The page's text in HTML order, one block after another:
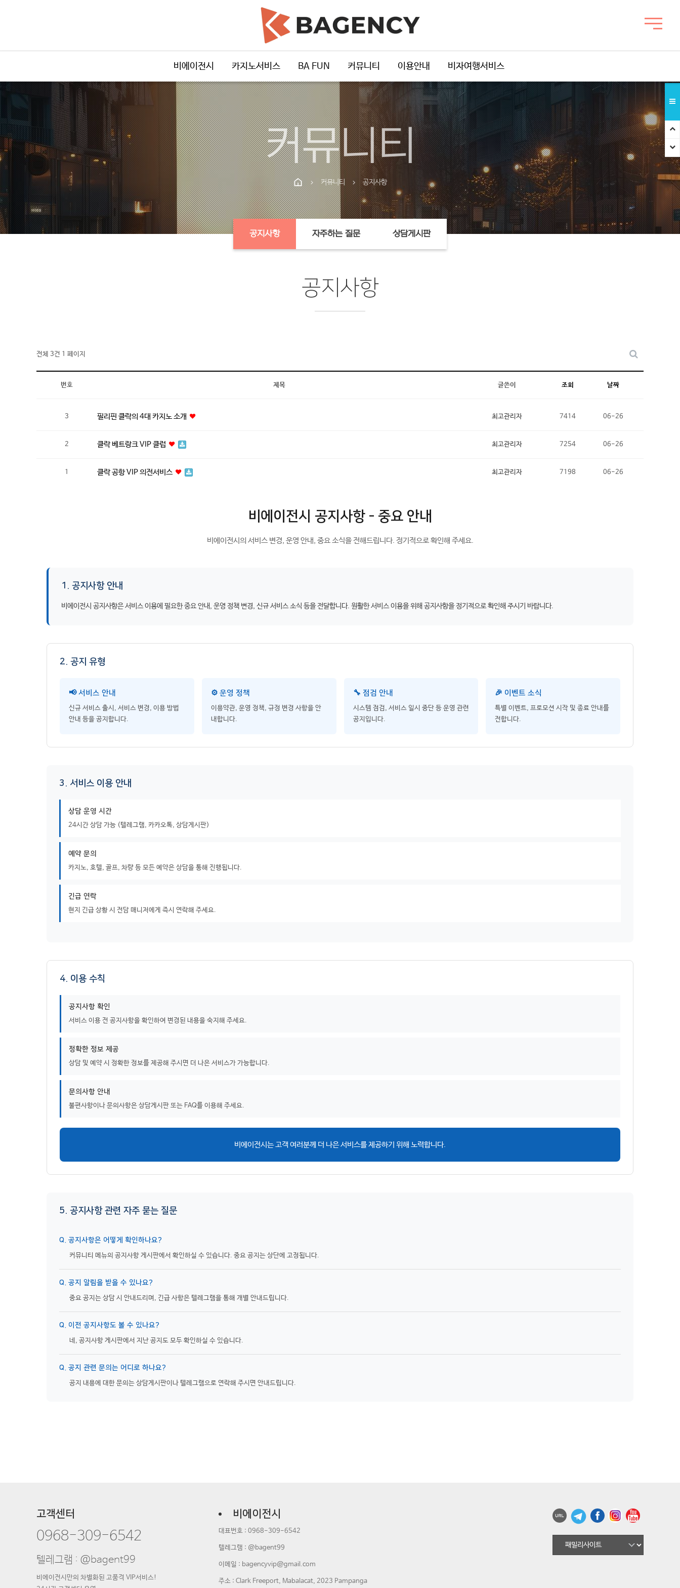
비에이전시 카지노서비스 BA FUN 커뮤니티 이용안내 비자여행서비스
커뮤니티
chevron_right 커뮤니티 chevron_right 공지사항
공지사항 자주하는 질문 상담게시판
공지사항
전체 3건 1 페이지
번호 제목 글쓴이 조회 날짜
3 필리핀 클락의 4대 카지노 소개 최고관리자 7414 06-26
2 클락 베트랑크 VIP 클럽 최고관리자 7254 06-26
1 클락 공항 VIP 의전서비스 최고관리자 7198 06-26
비에이전시 공지사항 - 중요 안내
비에이전시의 서비스 변경, 운영 안내, 중요 소식을 전해드립니다. 정기적으로 확인해 주세요.
1. 공지사항 안내
비에이전시 공지사항은 서비스 이용에 필요한 중요 안내, 운영 정책 변경, 신규 서비스 소식 등을 전달합니다. 원활한 서비스 이용을 위해 공지사항을 정기적으로 확인해 주시기 바랍니다.
2. 공지 유형
📢 서비스 안내
신규 서비스 출시, 서비스 변경, 이용 방법
안내 등을 공지합니다.
⚙️ 운영 정책
이용약관, 운영 정책, 규정 변경 사항을 안
내합니다.
🔧 점검 안내
시스템 점검, 서비스 일시 중단 등 운영 관련
공지입니다.
🎉 이벤트 소식
특별 이벤트, 프로모션 시작 및 종료 안내를
전합니다.
3. 서비스 이용 안내
상담 운영 시간
24시간 상담 가능 (텔레그램, 카카오톡, 상담게시판)
예약 문의
카지노, 호텔, 골프, 차량 등 모든 예약은 상담을 통해 진행됩니다.
긴급 연락
현지 긴급 상황 시 전담 매니저에게 즉시 연락해 주세요.
4. 이용 수칙
공지사항 확인
서비스 이용 전 공지사항을 확인하여 변경된 내용을 숙지해 주세요.
정확한 정보 제공
상담 및 예약 시 정확한 정보를 제공해 주시면 더 나은 서비스가 가능합니다.
문의사항 안내
불편사항이나 문의사항은 상담게시판 또는 FAQ를 이용해 주세요.
비에이전시는 고객 여러분께 더 나은 서비스를 제공하기 위해 노력합니다.
5. 공지사항 관련 자주 묻는 질문
Q. 공지사항은 어떻게 확인하나요?
커뮤니티 메뉴의 공지사항 게시판에서 확인하실 수 있습니다. 중요 공지는 상단에 고정됩니다.
Q. 공지 알림을 받을 수 있나요?
중요 공지는 상담 시 안내드리며, 긴급 사항은 텔레그램을 통해 개별 안내드립니다.
Q. 이전 공지사항도 볼 수 있나요?
네, 공지사항 게시판에서 지난 공지도 모두 확인하실 수 있습니다.
Q. 공지 관련 문의는 어디로 하나요?
공지 내용에 대한 문의는 상담게시판이나 텔레그램으로 연락해 주시면 안내드립니다.
고객센터
0968-309-6542
텔레그램 : @bagent99
비에이전시만의 차별화된 고품격 VIP서비스!
비에이전시
대표번호 : 0968-309-6542
텔레그램 : @bagent99
이메일 : bagencyvip@gmail.com
주소 : Clark Freeport, Mabalacat, 2023 Pampanga